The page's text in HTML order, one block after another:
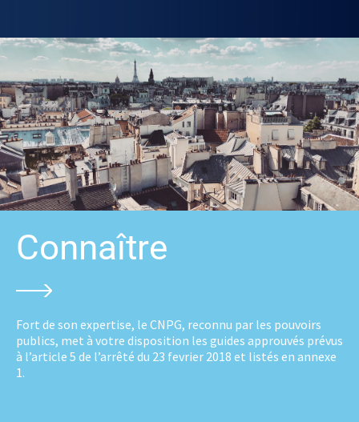
Connaître
Fort de son expertise, le CNPG, reconnu par les pouvoirs
publics, met à votre disposition les guides approuvés prévus
à l’article 5 de l’arrêté du 23 fevrier 2018 et listés en annexe
1.